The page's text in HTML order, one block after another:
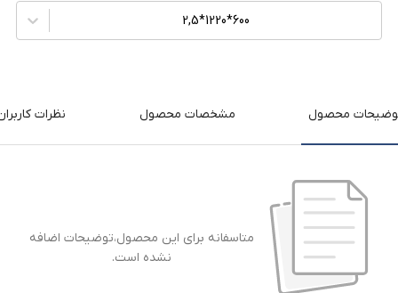
600*1220*2,5
محصول مشخصات محصول نظرات
متاسفانه برای این محصول،توضیحات اضافه
نشده است.